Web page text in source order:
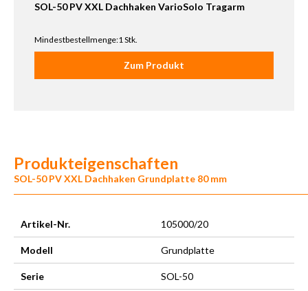
SOL-50 PV XXL Dachhaken VarioSolo Tragarm
Mindestbestellmenge:1 Stk.
Zum Produkt
Produkteigenschaften
SOL-50 PV XXL Dachhaken Grundplatte 80 mm
Artikel-Nr. 105000/20
Modell Grundplatte
Serie SOL-50